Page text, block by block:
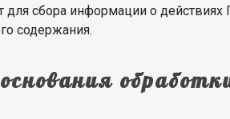
для сбора информации о
содержания.